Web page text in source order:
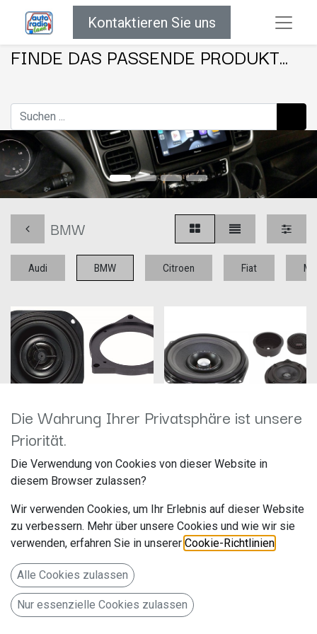
Kontaktieren Sie uns
FINDE DAS PASSENDE PRODUKT...
BMW
Audi BMW Citroen Fiat
Audio System COFIT 80 BMW UNI
EVO2
Hersteller: Audio System
COFIT80BMWUNIEVO2
Audio System
Falltorstr. 6
76707 Hambrücken
Deutschland www.audio-
system.de
120,00€
Audio System MFIT BMW UNI EVO 2
MFITBMWUNIEVO2
Audio System
Falltorstr. 6
76707 Hambrücken
MFIT BMW 3-Wege Teil-Aktiv
Front System mit Vulkano
Effekt
425,00
Die Wahrung Ihrer Privatsphäre ist unsere
Priorität.
Die Verwendung von Cookies von dieser Website in
diesem Browser zulassen?
Wir verwenden Cookies, um Ihr Erlebnis auf dieser Website
zu verbessern. Mehr über unsere Cookies und wie wir sie
verwenden, erfahren Sie in unserer Cookie-Richtlinien
Alle Cookies zulassen
Nur essenzielle Cookies zulassen